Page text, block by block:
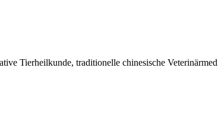
Tierheilkunde, traditionelle chinesische